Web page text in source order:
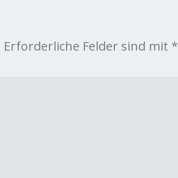
Erforderliche Felder sind mit *